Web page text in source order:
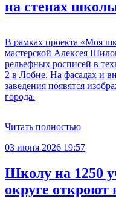
на стенах
В рамках проекта «Моя
мастерской Алексея
рельефных росписей в
2 в Лобне. На фасадах и
заведения появятся
города.
Читать полностью
03 июня 2026 19:57
Школу на 1250
округе откроют